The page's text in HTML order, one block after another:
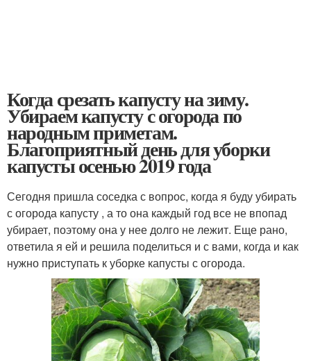
Когда срезать капусту на зиму.
Убираем капусту с огорода по
народным приметам.
Благоприятный день для уборки
капусты осенью 2019 года
Сегодня пришла соседка с вопрос, когда я буду убирать
с огорода капусту , а то она каждый год все не впопад
убирает, поэтому она у нее долго не лежит. Еще рано,
ответила я ей и решила поделиться и с вами, когда и как
нужно приступать к уборке капусты с огорода.